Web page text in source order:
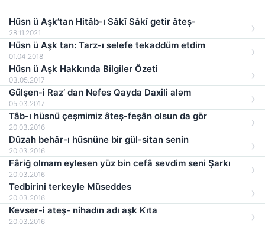
Hüsn ü Aşk’tan Hitâb-ı Sâkî Sâkî getir âteş-
28.11.2021
Hüsn ü Aşk tan: Tarz-ı selefe tekaddüm etdim
01.04.2018
Hüsn ü Aşk Hakkında Bilgiler Özeti
03.05.2017
Gülşen-i Raz’ dan Nefes Qayda Daxili aləm
05.03.2017
Tâb-ı hüsnü çeşmimiz âteş-feşân olsun da gör
20.03.2016
Dûzah behâr-ı hüsnüne bir gül-sitan senin
20.03.2016
Fâriğ olmam eylesen yüz bin cefâ sevdim seni Şarkı
20.03.2016
Tedbirini terkeyle Müseddes
20.03.2016
Kevser-i ateş- nihadın adı aşk Kıta
20.03.2016